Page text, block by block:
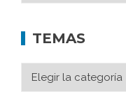
TEMAS